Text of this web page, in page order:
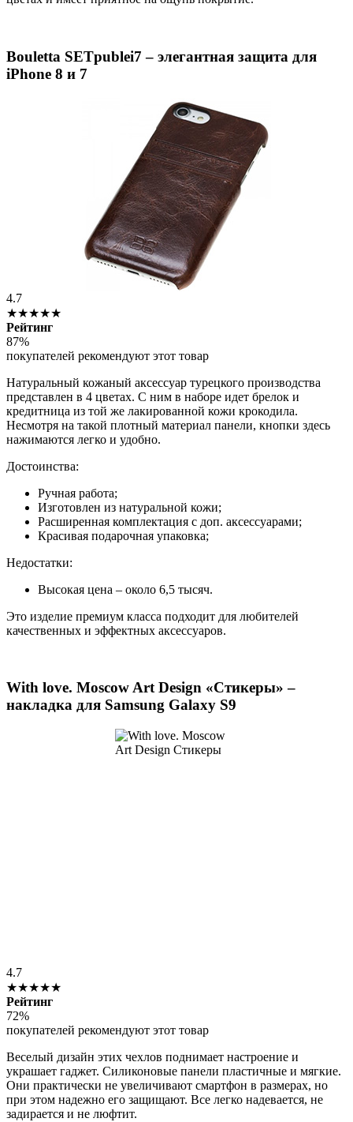
Bouletta SETpublei7 – элегантная защита для
iPhone 8 и 7
4.7
★★★★★
Рейтинг
87%
покупателей рекомендуют этот товар
Натуральный кожаный аксессуар турецкого производства
представлен в 4 цветах. С ним в наборе идет брелок и
кредитница из той же лакированной кожи крокодила.
Несмотря на такой плотный материал панели, кнопки здесь
нажимаются легко и удобно.
Достоинства:
Ручная работа;
Изготовлен из натуральной кожи;
Расширенная комплектация с доп. аксессуарами;
Красивая подарочная упаковка;
Недостатки:
Высокая цена – около 6,5 тысяч.
Это изделие премиум класса подходит для любителей
качественных и эффектных аксессуаров.
With love. Moscow Art Design «Стикеры» –
накладка для Samsung Galaxy S9
4.7
★★★★★
Рейтинг
72%
покупателей рекомендуют этот товар
Веселый дизайн этих чехлов поднимает настроение и
украшает гаджет. Силиконовые панели пластичные и мягкие.
Они практически не увеличивают смартфон в размерах, но
при этом надежно его защищают. Все легко надевается, не
задирается и не люфтит.